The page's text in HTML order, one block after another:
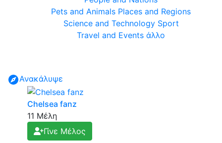
Pets and Animals Places and Regions
Science and Technology Sport
Travel and Events άλλο
Ανακάλυψε
Chelsea fanz
11 Μέλη
Γίνε Μέλος